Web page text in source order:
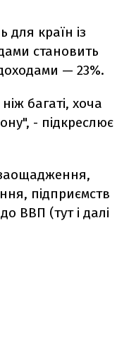
для країн із
становить
— 23%.
багаті, хоча
- підкреслює
заощадження,
підприємств
ВВП (тут і далі